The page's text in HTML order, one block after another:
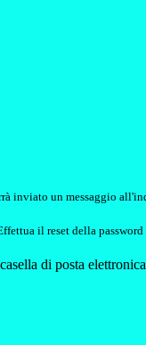
inviato un messaggio
il reset della
di posta